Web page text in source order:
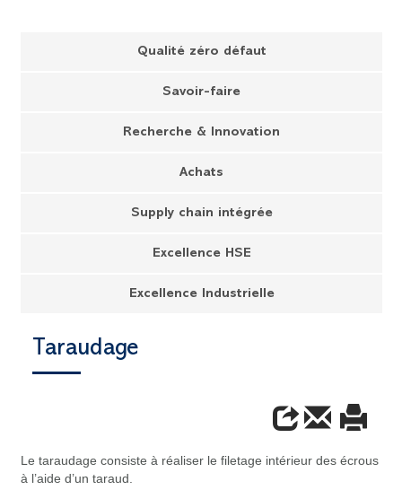
Qualité zéro défaut
Savoir-faire
Recherche & Innovation
Achats
Supply chain intégrée
Excellence HSE
Excellence Industrielle
Taraudage
Le taraudage consiste à réaliser le filetage intérieur des écrous
à l’aide d’un taraud.